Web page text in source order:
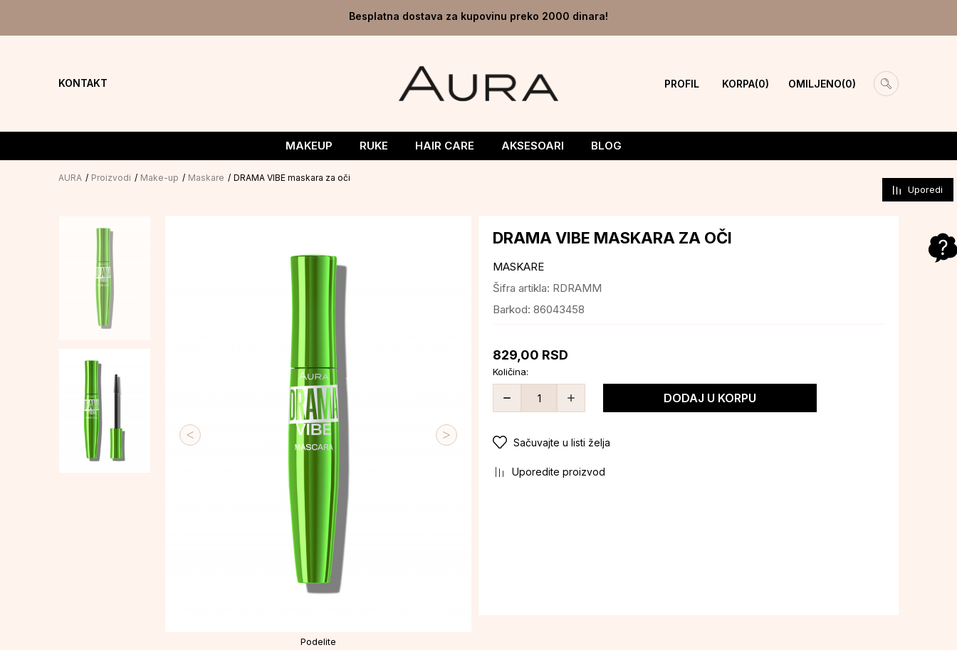
Besplatna dostava za kupovinu preko 2000 dinara!
KONTAKT PROFIL KORPA 0 0
OMILJENO
MAKEUP RUKE HAIR CARE AKSESOARI BLOG
AURA Proizvodi Make-up Maskare DRAMA VIBE maskara za oči
Podelite
DRAMA VIBE MASKARA ZA OČI
MASKARE
Šifra artikla: RDRAMM
Barkod: 86043458
829,00 RSD
Količina:
DODAJ U KORPU
Sačuvajte u listi želja
Uporedite proizvod
Uporedi